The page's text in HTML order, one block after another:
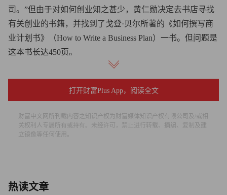
司。”但由于对如何创业知之甚少，黄仁勋决定去书店寻找
有关创业的书籍，并找到了戈登·贝尔所著的《如何撰写商
业计划书》（How to Write a Business Plan）一书。但问题是
这本书长达450页。
而且相差甚远。我翻了几页，然后说：‘你知道吗，等我读
来到丹尼连锁餐厅的一个分隔用餐区，开始了一场头脑风
暴。
Technologies）于2014年以66亿美元收购了巨积。但黄仁勋
打开财富Plus App，阅读全文
财富中文网所刊载内容之知识产权为财富媒体知识产权有限公司及/或相
关权利人专属所有或持有。未经许可，禁止进行转载、摘编、复制及建
立镜像等任何使用。
热读文章